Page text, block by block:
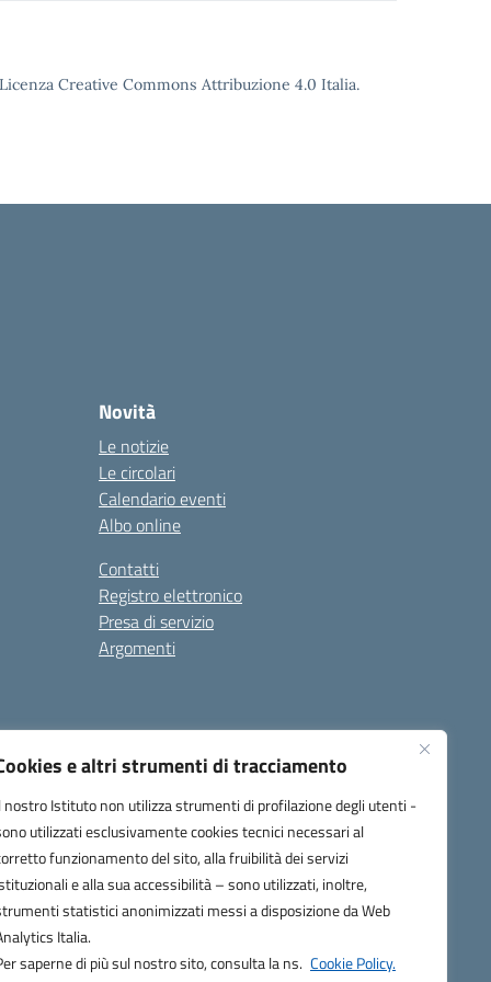
e altri strumenti di tracciamento
nostro Istituto non utilizza strumenti di profilazione degli utenti -
utilizzati esclusivamente cookies tecnici necessari al
funzionamento del sito, alla fruibilità dei servizi
e alla sua accessibilità – sono utilizzati, inoltre,
statistici anonimizzati messi a disposizione da Web
Italia.
saperne di più sul nostro sito, consulta la ns. Cookie Policy.
Creative Commons Attribuzione 4.0 Italia.
Novità
Le notizie
Le circolari
Calendario eventi
Albo online
Contatti
Registro elettronico
Presa di servizio
Argomenti